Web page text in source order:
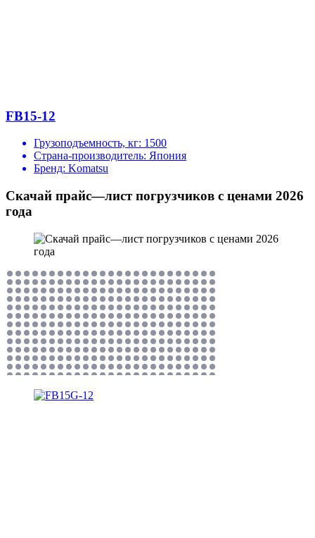
FB15-12
Грузоподъемность, кг: 1500
Страна-производитель: Япония
Бренд: Komatsu
Скачай прайс—лист погрузчиков с ценами 2026
года